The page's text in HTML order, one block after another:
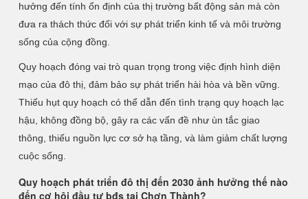
hưởng đến tính ổn định của thị trường bất động sản mà còn
đưa ra thách thức đối với sự phát triển kinh tế và môi trường
sống của cộng đồng.
Quy hoạch đóng vai trò quan trọng trong việc định hình diện
mạo của đô thị, đảm bảo sự phát triển hài hòa và bền vững.
Thiếu hụt quy hoạch có thể dẫn đến tình trạng quy hoạch lạc
hậu, không đồng bộ, gây ra các vấn đề như ùn tắc giao
thông, thiếu nguồn lực cơ sở hạ tầng, và làm giảm chất lượng
cuộc sống.
Quy hoạch phát triển đô thị đến 2030 ảnh hưởng thế nào
đến cơ hội đầu tư bđs tại Chơn Thành?